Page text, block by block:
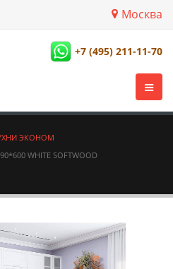
Москва
+7 (495) 211-11-70
ЭКОНОМ
WHITE SOFTWOOD